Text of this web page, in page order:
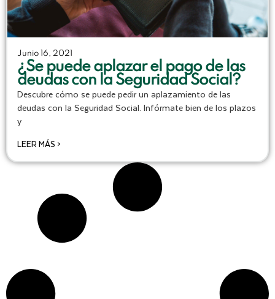
Junio 16, 2021
¿Se puede aplazar el pago de las
deudas con la Seguridad Social?
Descubre cómo se puede pedir un aplazamiento de las
deudas con la Seguridad Social. Infórmate bien de los plazos
y
LEER MÁS >